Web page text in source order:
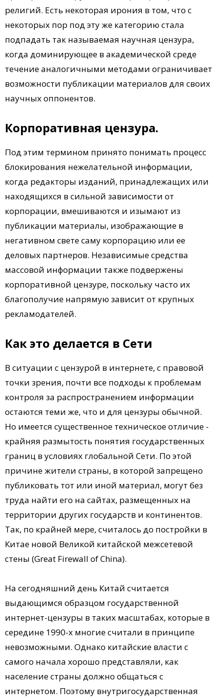
религий. Есть некоторая ирония в том, что с
некоторых пор под эту же категорию стала
подпадать так называемая научная цензура,
когда доминирующее в академической среде
течение аналогичными методами ограничивает
возможности публикации материалов для своих
научных оппонентов.
Корпоративная цензура.
Под этим термином принято понимать процесс
блокирования нежелательной информации,
когда редакторы изданий, принадлежащих или
находящихся в сильной зависимости от
корпорации, вмешиваются и изымают из
публикации материалы, изображающие в
негативном свете саму корпорацию или ее
деловых партнеров. Независимые средства
массовой информации также подвержены
корпоративной цензуре, поскольку часто их
благополучие напрямую зависит от крупных
рекламодателей.
Как это делается в Сети
В ситуации с цензурой в интернете, с правовой
точки зрения, почти все подходы к проблемам
контроля за распространением информации
остаются теми же, что и для цензуры обычной.
Но имеется существенное техническое отличие -
крайняя размытость понятия государственных
границ в условиях глобальной Сети. По этой
причине жители страны, в которой запрещено
публиковать тот или иной материал, могут без
труда найти его на сайтах, размещенных на
территории других государств и континентов.
Так, по крайней мере, считалось до постройки в
Китае новой Великой китайской межсетевой
стены (Great Firewall of China).
На сегодняшний день Китай считается
выдающимся образцом государственной
интернет-цензуры в таких масштабах, которые в
середине 1990-х многие считали в принципе
невозможными. Однако китайские власти с
самого начала хорошо представляли, как
население страны должно общаться с
интернетом. Поэтому внутригосударственная